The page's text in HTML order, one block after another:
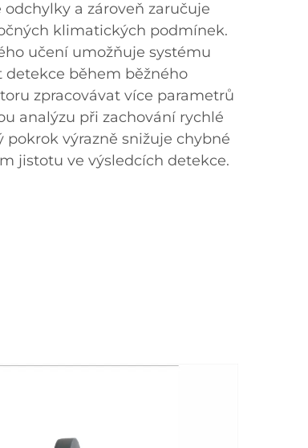
a zároveň zaručuje
klimatických podmínek.
učení umožňuje systému
detekce během běžného
zpracovávat více parametrů
analýzu při zachování rychlé
pokrok výrazně snižuje chybné
jistotu ve výsledcích detekce.